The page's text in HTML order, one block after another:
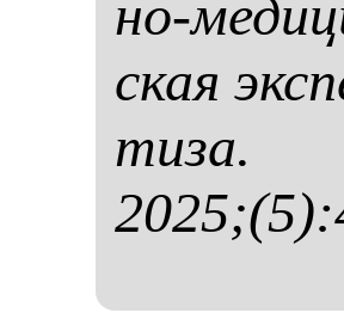
но-
ская
ти­за.